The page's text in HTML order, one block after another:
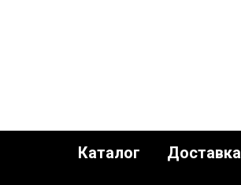
Каталог Доставка